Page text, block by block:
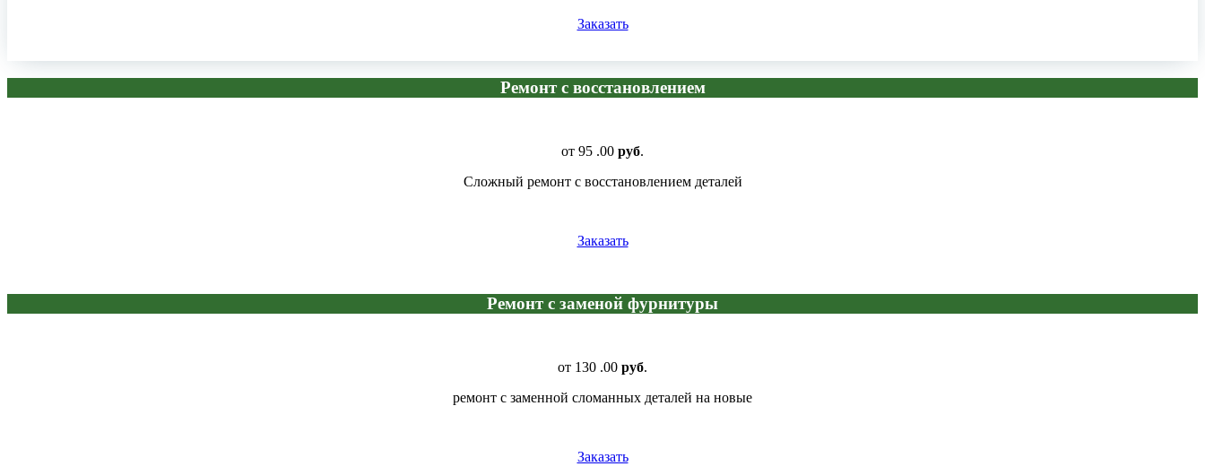
Заказать
Ремонт с восстановлением
от 95 .00 руб.
Сложный ремонт с восстановлением деталей
Заказать
Ремонт с заменой фурнитуры
от 130 .00 руб.
ремонт с заменной сломанных деталей на новые
Заказать